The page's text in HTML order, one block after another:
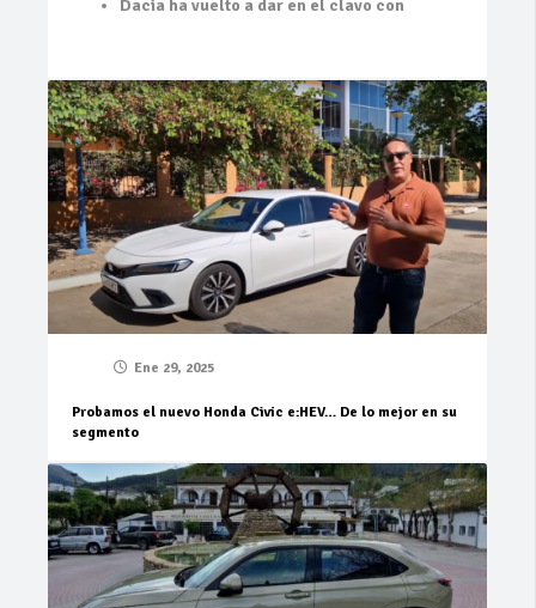
Dacia ha vuelto a dar en el clavo con
Ene 29, 2025
Probamos el nuevo Honda Civic e:HEV… De lo mejor en su
segmento